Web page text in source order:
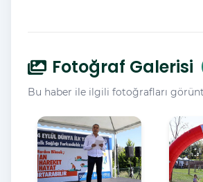
Fotoğraf Galerisi
Bu haber ile ilgili fotoğrafları